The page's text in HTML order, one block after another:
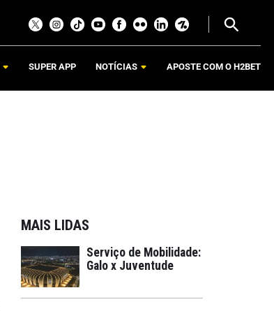
SUPER APP NOTÍCIAS APOSTE COM O H2BET
MAIS LIDAS
Serviço de Mobilidade:
Galo x Juventude